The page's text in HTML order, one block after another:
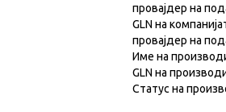
провајдер на
GLN на
провајдер на
Име на
GLN на
Статус на